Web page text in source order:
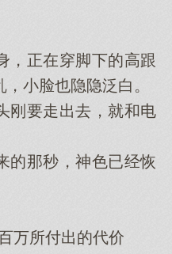
正在穿脚下的高跟
小脸也隐隐泛白。
要走出去，就和电
那秒，神色已经恢
所付出的代价